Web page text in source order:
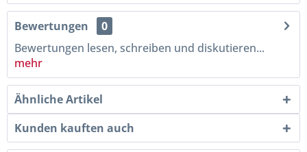
Bewertungen
0
Bewertungen lesen, schreiben und diskutieren...
mehr
Ähnliche Artikel
Kunden kauften auch